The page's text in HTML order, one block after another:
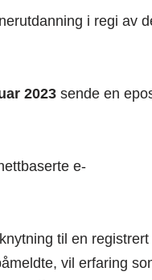
i regi av
2023sende en
e-
til en registrert
vil erfaring